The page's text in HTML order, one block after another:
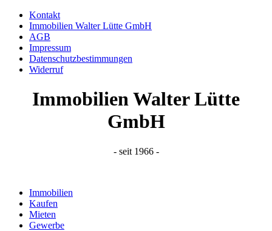
Kontakt
Immobilien Walter Lütte GmbH
AGB
Impressum
Datenschutzbestimmungen
Widerruf
Immobilien Walter Lütte
GmbH
- seit 1966 -
Immobilien
Kaufen
Mieten
Gewerbe